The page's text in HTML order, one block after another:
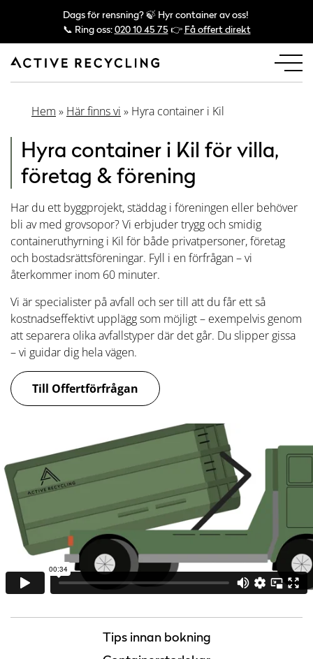
Dags för rensning? 🍃 Hyr container av oss!
📞 Ring oss:020 10 45 75 👉 Få offert direkt
Hem » Här finns vi » Hyra container i Kil
Hyra container i Kil för villa,
företag & förening
Har du ett byggprojekt, städdag i föreningen eller behöver
bli av med grovsopor? Vi erbjuder trygg och smidig
containeruthyrning i Kil för både privatpersoner, företag
och bostadsrättsföreningar. Fyll i en förfrågan – vi
återkommer inom 60 minuter.
Vi är specialister på avfall och ser till att du får ett så
kostnadseffektivt upplägg som möjligt – exempelvis genom
att separera olika avfallstyper där det går. Du slipper gissa
– vi guidar dig hela vägen.
Till Offertförfrågan
Tips innan bokning